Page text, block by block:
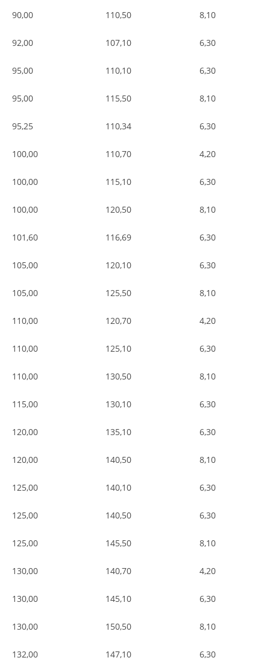
90,00 110,50 8,10
92,00 107,10 6,30
95,00 110,10 6,30
95,00 115,50 8,10
95,25 110,34 6,30
100,00 110,70 4,20
100,00 115,10 6,30
100,00 120,50 8,10
101,60 116,69 6,30
105,00 120,10 6,30
105,00 125,50 8,10
110,00 120,70 4,20
110,00 125,10 6,30
110,00 130,50 8,10
115,00 130,10 6,30
120,00 135,10 6,30
120,00 140,50 8,10
125,00 140,10 6,30
125,00 140,50 6,30
125,00 145,50 8,10
130,00 140,70 4,20
130,00 145,10 6,30
130,00 150,50 8,10
132,00 147,10 6,30